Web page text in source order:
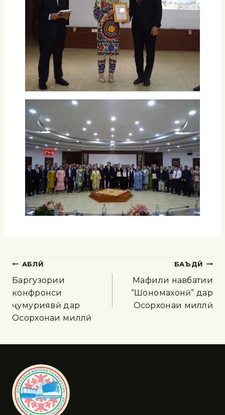
ҚАБЛӢ
Баргузории
конфронси
ҷумҳуриявӣ дар
Осорхонаи миллӣ
БАЪДӢ
Маҳфили навбатии
“Шоҳномахонӣ” дар
Осорхонаи миллӣ